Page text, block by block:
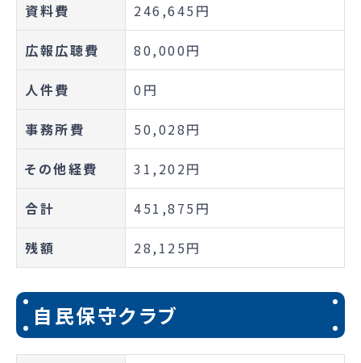
資料費 246,645円
広報広聴費 80,000円
人件費 0円
事務所費 50,028円
その他経費 31,202円
合計 451,875円
残額 28,125円
自民保守クラブ